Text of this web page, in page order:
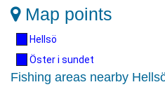
Map points
Hellsö
Öster i sundet
Fishing areas nearby